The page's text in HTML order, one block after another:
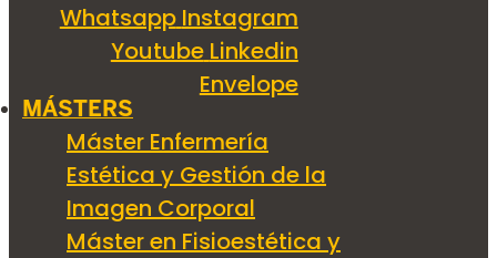
Whatsapp Instagram
Youtube Linkedin
Envelope
MÁSTERS
Máster Enfermería
Estética y Gestión de la
Imagen Corporal
Máster en Fisioestética y